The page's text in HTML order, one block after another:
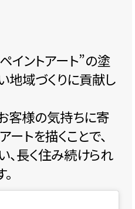
イントアート”の塗
地域づくりに貢献し
客様の気持ちに寄
トを描くことで、
、長く住み続けられ